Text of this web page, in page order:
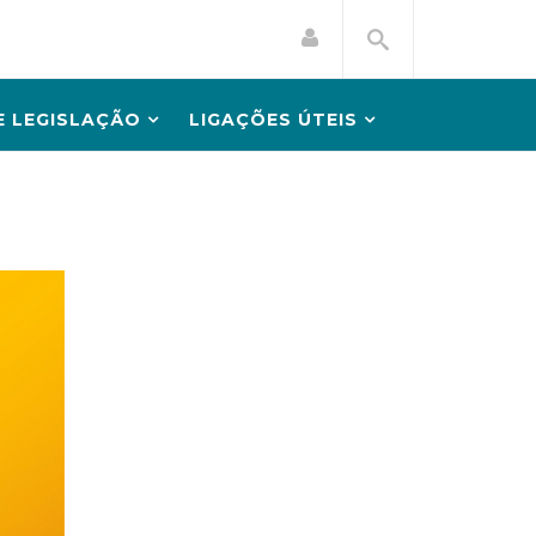
LEGISLAÇÃO LIGAÇÕES ÚTEIS